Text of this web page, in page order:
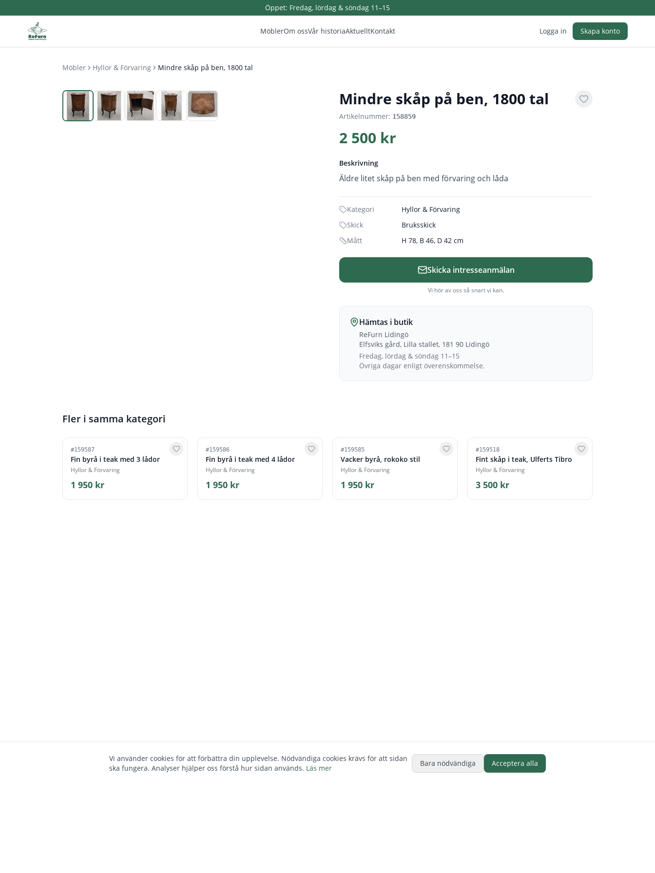
Öppet: Fredag, lördag & söndag 11–15
MöblerOm ossVår historiaAktuelltKontakt Logga in Skapa konto
Möbler Hyllor & Förvaring Mindre skåp på ben, 1800 tal
Mindre skåp på ben, 1800 tal
Artikelnummer: 158859
2 500 kr
Beskrivning
Äldre litet skåp på ben med förvaring och låda
Kategori
Hyllor & Förvaring
Skick
Bruksskick
Mått
H 78, B 46, D 42 cm
Skicka intresseanmälan
Vi hör av oss så snart vi kan.
Hämtas i butik
ReFurn Lidingö
Elfsviks gård, Lilla stallet, 181 90 Lidingö
Fredag, lördag & söndag 11–15
Övriga dagar enligt överenskommelse.
Fler i samma kategori
#159587
Fin byrå i teak med 3 lådor
Hyllor & Förvaring
1 950 kr
#159586
Fin byrå i teak med 4 lådor
Hyllor & Förvaring
1 950 kr
#159585
Vacker byrå, rokoko stil
Hyllor & Förvaring
1 950 kr
#159518
Fint skåp i teak, Ulferts Tibro
Hyllor & Förvaring
3 500 kr
Vi använder cookies för att förbättra din upplevelse. Nödvändiga cookies krävs för att sidan
ska fungera. Analyser hjälper oss förstå hur sidan används. Läs mer
Bara nödvändiga Acceptera alla